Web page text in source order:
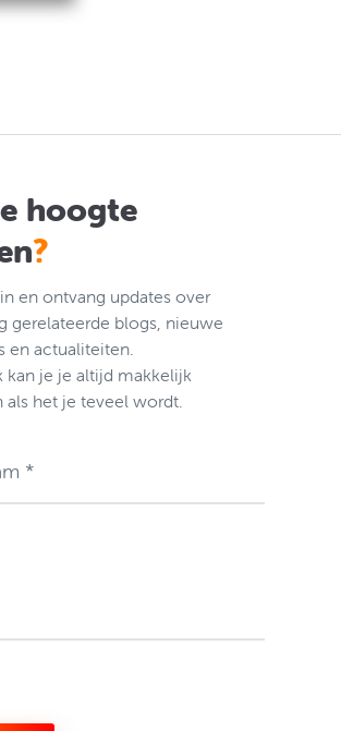
hoogte
?
en ontvang updates over
gerelateerde blogs, nieuwe
en actualiteiten.
kan je je altijd makkelijk
als het je teveel wordt.
*